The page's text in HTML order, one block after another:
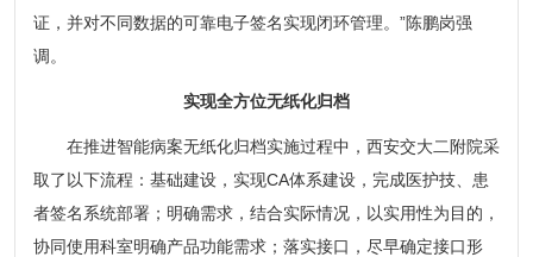
证，并对不同数据的可靠电子签名实现闭环管理。”陈鹏岗强
调。
实现全方位无纸化归档
在推进智能病案无纸化归档实施过程中，西安交大二附院采
取了以下流程：基础建设，实现CA体系建设，完成医护技、患
者签名系统部署；明确需求，结合实际情况，以实用性为目的，
协同使用科室明确产品功能需求；落实接口，尽早确定接口形